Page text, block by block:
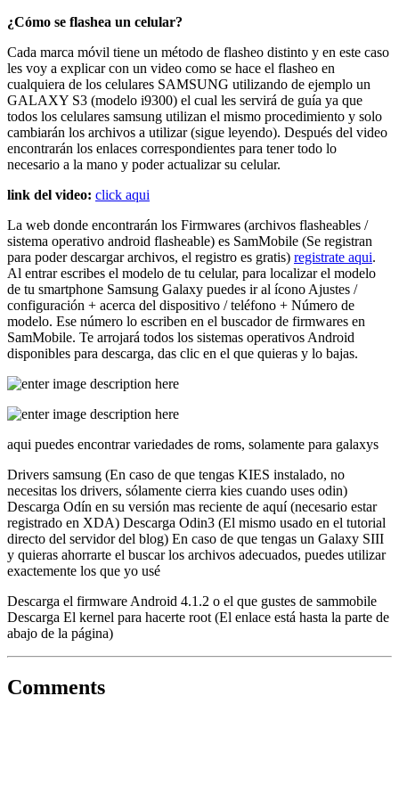
¿Cómo se flashea un celular?
Cada marca móvil tiene un método de flasheo distinto y en este caso
les voy a explicar con un video como se hace el flasheo en
cualquiera de los celulares SAMSUNG utilizando de ejemplo un
GALAXY S3 (modelo i9300) el cual les servirá de guía ya que
todos los celulares samsung utilizan el mismo procedimiento y solo
cambiarán los archivos a utilizar (sigue leyendo). Después del video
encontrarán los enlaces correspondientes para tener todo lo
necesario a la mano y poder actualizar su celular.
link del video: click aqui
La web donde encontrarán los Firmwares (archivos flasheables /
sistema operativo android flasheable) es SamMobile (Se registran
para poder descargar archivos, el registro es gratis) registrate aqui.
Al entrar escribes el modelo de tu celular, para localizar el modelo
de tu smartphone Samsung Galaxy puedes ir al ícono Ajustes /
configuración + acerca del dispositivo / teléfono + Número de
modelo. Ese número lo escriben en el buscador de firmwares en
SamMobile. Te arrojará todos los sistemas operativos Android
disponibles para descarga, das clic en el que quieras y lo bajas.
aqui puedes encontrar variedades de roms, solamente para galaxys
Drivers samsung (En caso de que tengas KIES instalado, no
necesitas los drivers, sólamente cierra kies cuando uses odin)
Descarga Odín en su versión mas reciente de aquí (necesario estar
registrado en XDA) Descarga Odin3 (El mismo usado en el tutorial
directo del servidor del blog) En caso de que tengas un Galaxy SIII
y quieras ahorrarte el buscar los archivos adecuados, puedes utilizar
exactemente los que yo usé
Descarga el firmware Android 4.1.2 o el que gustes de sammobile
Descarga El kernel para hacerte root (El enlace está hasta la parte de
abajo de la página)
Comments